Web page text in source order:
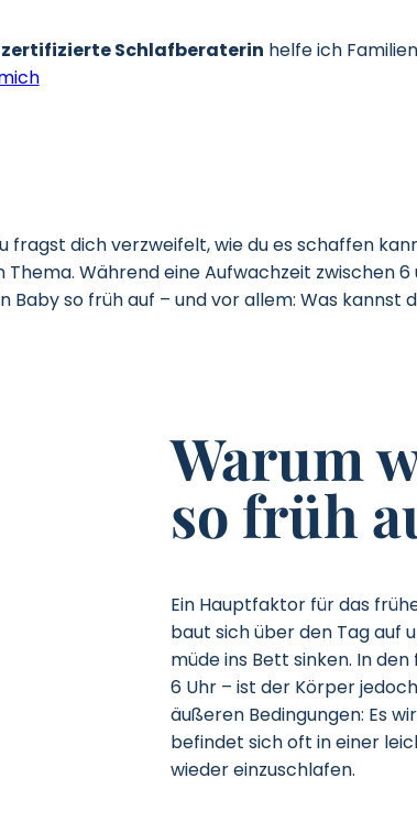
zertifizierte Schlafberaterin helfe ich
fragst dich verzweifelt, wie du es schaffen
Während eine Aufwachzeit zwischen
so früh auf – und vor allem: Was kannst
Warum
so früh
Ein Hauptfaktor für das
baut sich über den Tag auf
müde ins Bett sinken. In
6 Uhr – ist der Körper
äußeren Bedingungen: Es
befindet sich oft in einer
wieder einzuschlafen.